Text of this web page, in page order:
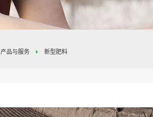
产品与服务 新型肥料